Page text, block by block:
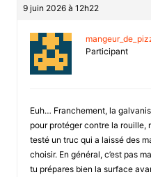
9 juin 2026 à 12h22
Participant
Euh… Franchement, la
pour protéger contre la rouille,
testé un truc qui a laissé des
choisir. En général, c’est pas
tu prépares bien la surface